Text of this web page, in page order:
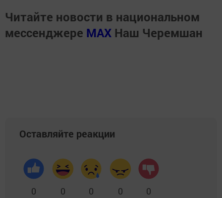
Читайте новости в национальном
мессенджере MАХ Наш Черемшан
Оставляйте реакции
0 0 0 0 0